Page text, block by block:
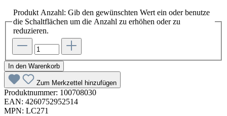
Produkt Anzahl: Gib den gewünschten Wert ein oder benutze
die Schaltflächen um die Anzahl zu erhöhen oder zu
reduzieren.
In den Warenkorb
Zum Merkzettel hinzufügen
Produktnummer: 100708030
EAN: 4260752952514
MPN: LC271